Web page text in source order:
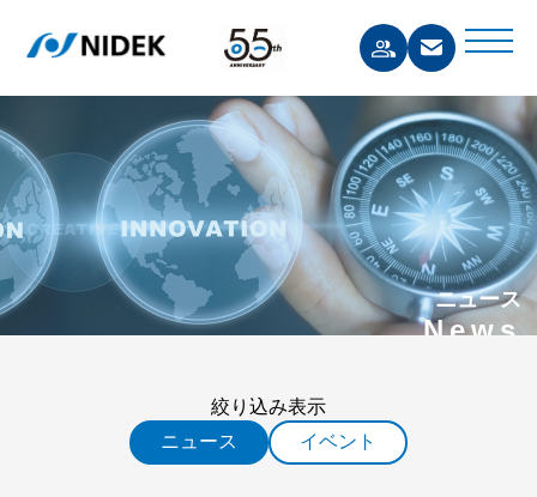
ニュース
News
絞り込み表示
ニュース
イベント